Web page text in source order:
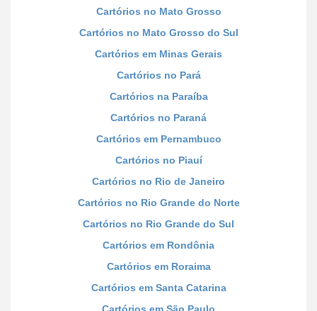
Cartórios no Mato Grosso
Cartórios no Mato Grosso do Sul
Cartórios em Minas Gerais
Cartórios no Pará
Cartórios na Paraíba
Cartórios no Paraná
Cartórios em Pernambuco
Cartórios no Piauí
Cartórios no Rio de Janeiro
Cartórios no Rio Grande do Norte
Cartórios no Rio Grande do Sul
Cartórios em Rondônia
Cartórios em Roraima
Cartórios em Santa Catarina